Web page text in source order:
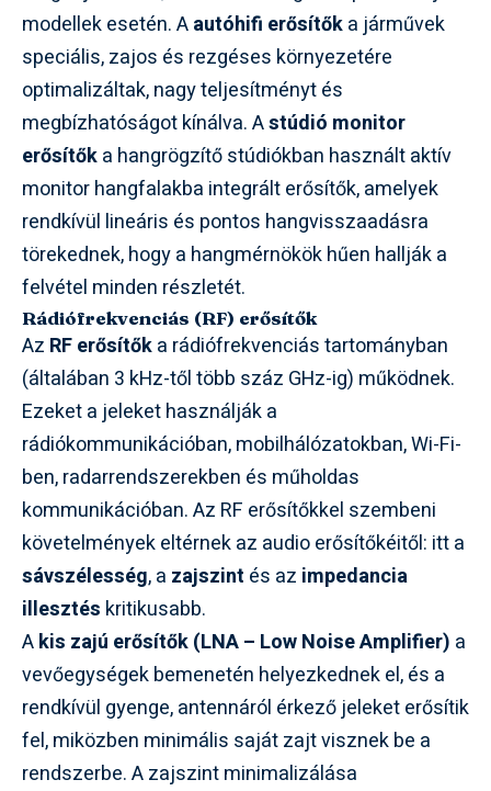
modellek esetén. Aautóhifi erősítőka járművek
speciális, zajos és rezgéses környezetére
optimalizáltak, nagy teljesítményt és
megbízhatóságot kínálva. Astúdió monitor
erősítőka hangrögzítő stúdiókban használt aktív
monitor hangfalakba integrált erősítők, amelyek
rendkívül lineáris és pontos hangvisszaadásra
törekednek, hogy a hangmérnökök hűen hallják a
felvétel minden részletét.
Rádiófrekvenciás (RF) erősítők
Az RF erősítőka rádiófrekvenciás tartományban
(általában 3 kHz-től több száz GHz-ig) működnek.
Ezeket a jeleket használják a
rádiókommunikációban, mobilhálózatokban, Wi-Fi-
ben, radarrendszerekben és műholdas
kommunikációban. Az RF erősítőkkel szembeni
követelmények eltérnek az audio erősítőkéitől: itt a
sávszélesség, a zajszint és az impedancia
illesztés kritikusabb.
Akis zajú erősítők (LNA – Low Noise Amplifier) a
vevőegységek bemenetén helyezkednek el, és a
rendkívül gyenge, antennáról érkező jeleket erősítik
fel, miközben minimális saját zajt visznek be a
rendszerbe. A zajszint minimalizálása